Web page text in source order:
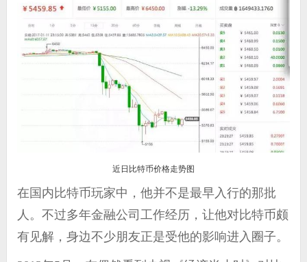
近日比特币价格走势图
在国内比特币玩家中，他并不是最早入行的那批
人。不过多年金融公司工作经历，让他对比特币颇
有见解，身边不少朋友正是受他的影响进入圈子。